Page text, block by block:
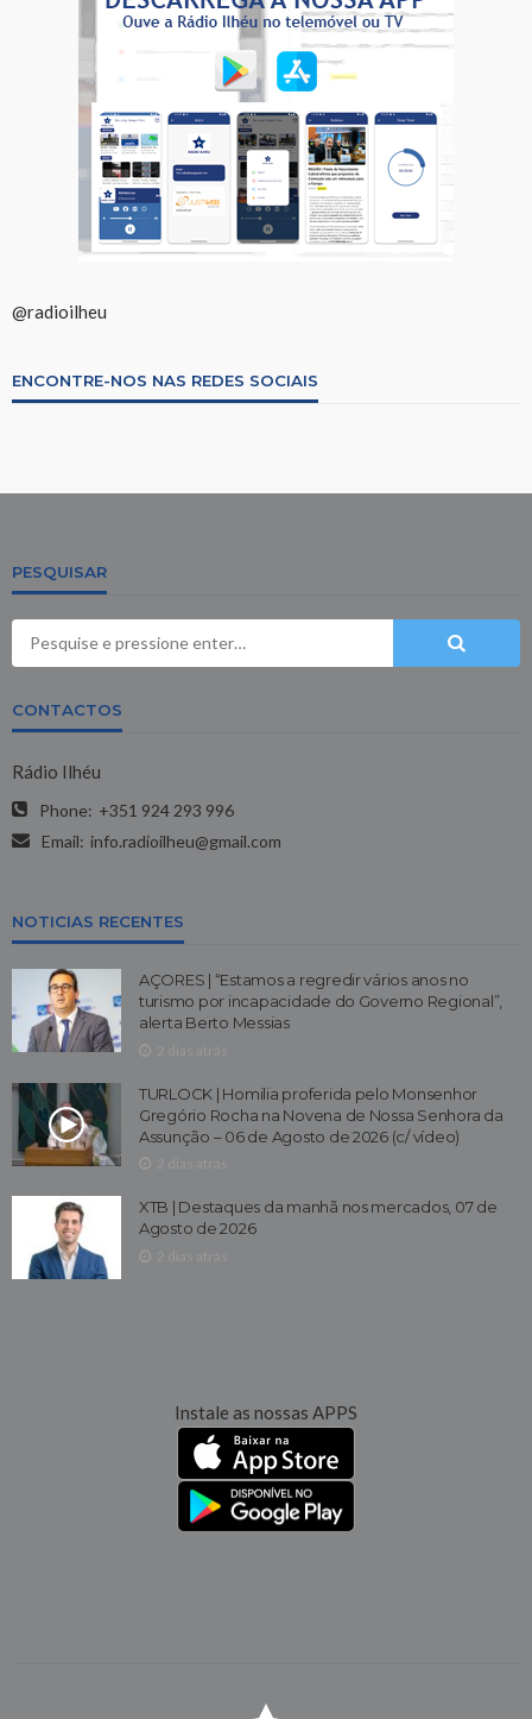
@radioilheu
ENCONTRE-NOS NAS REDES SOCIAIS
PESQUISAR
CONTACTOS
Rádio Ilhéu
Phone: +351 924 293 996
Email: info.radioilheu@gmail.com
NOTICIAS RECENTES
AÇORES | “Estamos a regredir vários anos no
turismo por incapacidade do Governo Regional”,
alerta Berto Messias
TURLOCK | Homilia proferida pelo Monsenhor
Gregório Rocha na Novena de Nossa Senhora da
Assunção – 06 de Agosto de 2026 (c/ vídeo)
XTB | Destaques da manhã nos mercados, 07 de
Agosto de 2026
Instale as nossas APPS